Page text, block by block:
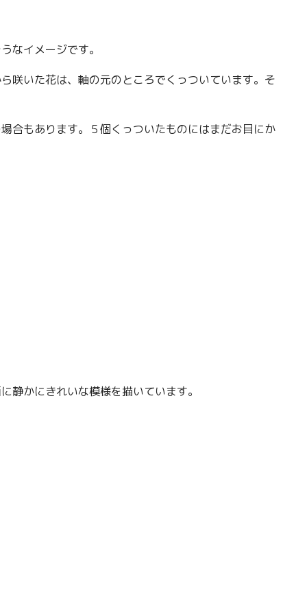
なイメージです。
咲いた花は、軸の元のところでくっついています。そ
合もあります。５個くっついたものにはまだお目にか
静かにきれいな模様を描いています。